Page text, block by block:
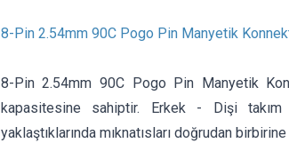
8-Pin 2.54mm 90C Pogo Pin Manyetik
8-Pin 2.54mm 90C Pogo Pin Manyetik
kapasitesine sahiptir. Erkek - Dişi takım
yaklaştıklarında mıknatısları doğrudan birbirine